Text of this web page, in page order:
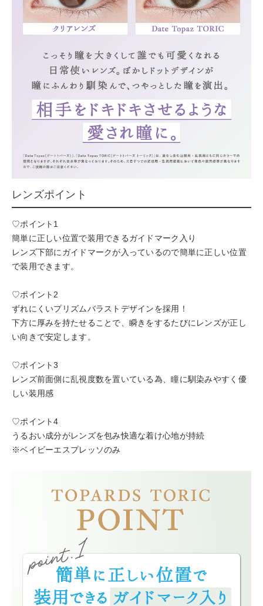
レンズポイント
♡ポイント1
簡単に正しい位置で装用できるガイドマーク入り
レンズ下部にガイドマークが入っているので簡単に正しい位置
で装用できます。
♡ポイント2
ずれにくいプリズムバラストデザインを採用！
下方に厚みを持たせることで、瞬きをするたびにレンズが正し
い向きで安定します。
♡ポイント3
レンズ前面側に乱視度数を置いている為、瞳に馴染みやすく優
しい装用感
♡ポイント4
うるおい成分がレンズを包み快適な着け心地が持続
※ベイビーエスプレッソのみ